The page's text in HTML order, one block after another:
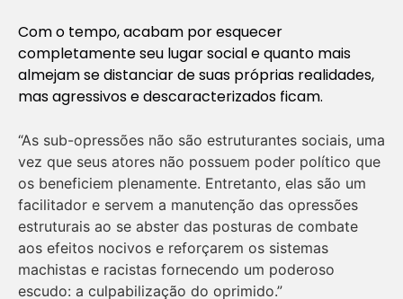
Com o tempo, acabam por esquecer
completamente seu lugar social e quanto mais
almejam se distanciar de suas próprias realidades,
mas agressivos e descaracterizados ficam.
“As sub-opressões não são estruturantes sociais, uma
vez que seus atores não possuem poder político que
os beneficiem plenamente. Entretanto, elas são um
facilitador e servem a manutenção das opressões
estruturais ao se abster das posturas de combate
aos efeitos nocivos e reforçarem os sistemas
machistas e racistas fornecendo um poderoso
escudo: a culpabilização do oprimido.”